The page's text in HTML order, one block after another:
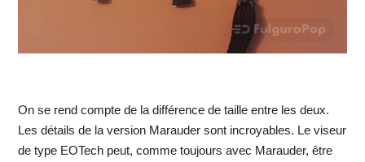
On se rend compte de la différence de taille entre les deux.
Les détails de la version Marauder sont incroyables. Le viseur
de type EOTech peut, comme toujours avec Marauder, être